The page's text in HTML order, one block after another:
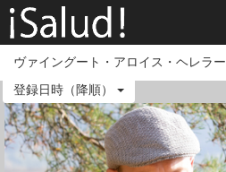
ヴァイングート・アロイス・ヘレラー
登録日時（降順）